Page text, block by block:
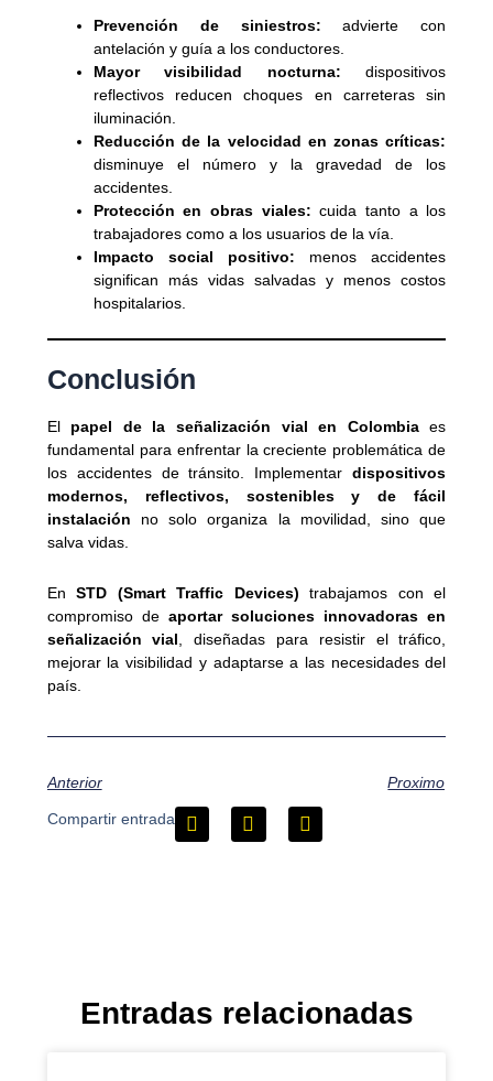
Prevención de siniestros: advierte con
antelación y guía a los conductores.
Mayor visibilidad nocturna: dispositivos
reflectivos reducen choques en carreteras sin
iluminación.
Reducción de la velocidad en zonas críticas:
disminuye el número y la gravedad de los
accidentes.
Protección en obras viales: cuida tanto a los
trabajadores como a los usuarios de la vía.
Impacto social positivo: menos accidentes
significan más vidas salvadas y menos costos
hospitalarios.
Conclusión
El papel de la señalización vial en Colombiaes
fundamental para enfrentar la creciente problemática de
los accidentes de tránsito. Implementardispositivos
modernos, reflectivos, sostenibles y de fácil
instalación no solo organiza la movilidad, sino que
salva vidas.
EnSTD (Smart Traffic Devices) trabajamos con el
compromiso de aportar soluciones innovadoras en
señalización vial , diseñadas para resistir el tráfico,
mejorar la visibilidad y adaptarse a las necesidades del
país.
Anterior Proximo
Compartir entrada
Entradas relacionadas